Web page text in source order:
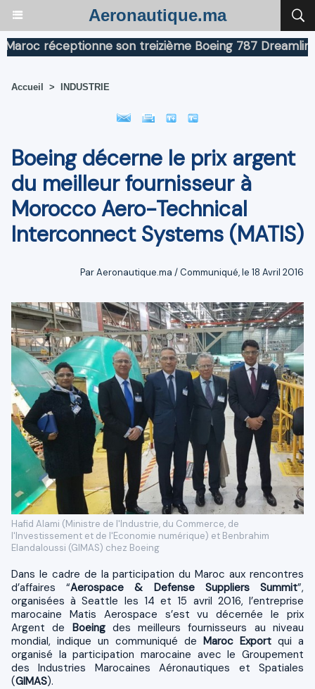
Aeronautique.ma
réceptionne son treizième Boeing 787 Dreamliner
Accueil > INDUSTRIE
Boeing décerne le prix argent
du meilleur fournisseur à
Morocco Aero-Technical
Interconnect Systems (MATIS)
Par Aeronautique.ma / Communiqué, le 18 Avril 2016
Hafid Alami (Ministre de l'Industrie, du Commerce, de
l'Investissement et de l'Economie numérique) et Benbrahim
Elandaloussi (GIMAS) chez Boeing
Dans le cadre de la participation du Maroc aux rencontres
d’affaires “Aerospace & Defense Suppliers Summit”,
organisées à Seattle les 14 et 15 avril 2016, l’entreprise
marocaine Matis Aerospace s’est vu décernée le prix
Argent de Boeing des meilleurs fournisseurs au niveau
mondial, indique un communiqué de Maroc Export qui a
organisé la participation marocaine avec le Groupement
des Industries Marocaines Aéronautiques et Spatiales
(GIMAS).